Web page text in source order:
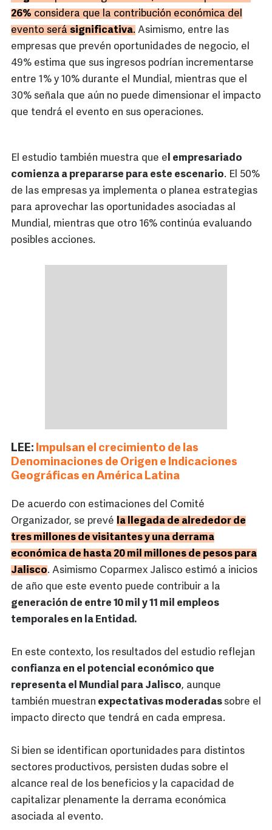
26% considera que la contribución económica del
evento será significativa. Asimismo, entre las
empresas que prevén oportunidades de negocio, el
49% estima que sus ingresos podrían incrementarse
entre 1% y 10% durante el Mundial, mientras que el
30% señala que aún no puede dimensionar el impacto
que tendrá el evento en sus operaciones.
El estudio también muestra que el empresariado
comienza a prepararse para este escenario. El 50%
de las empresas ya implementa o planea estrategias
para aprovechar las oportunidades asociadas al
Mundial, mientras que otro 16% continúa evaluando
posibles acciones.
LEE: Impulsan el crecimiento de las
Denominaciones de Origen e Indicaciones
Geográficas en América Latina
De acuerdo con estimaciones del Comité
Organizador, se prevé la llegada de alrededor de
tres millones de visitantes y una derrama
económica de hasta 20 mil millones de pesos para
Jalisco. Asimismo Coparmex Jalisco estimó a inicios
de año que este evento puede contribuir a la
generación de entre 10 mil y 11 mil empleos
temporales en la Entidad.
En este contexto, los resultados del estudio reflejan
confianza en el potencial económico que
representa el Mundial para Jalisco, aunque
también muestran expectativas moderadassobre el
impacto directo que tendrá en cada empresa.
Si bien se identifican oportunidades para distintos
sectores productivos, persisten dudas sobre el
alcance real de los beneficios y la capacidad de
capitalizar plenamente la derrama económica
asociada al evento.